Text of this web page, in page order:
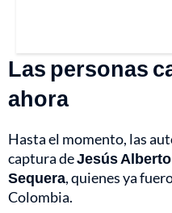
Las personas
ahora
Hasta el momento, las
captura deJesús
Sequera, quienes ya
Colombia.